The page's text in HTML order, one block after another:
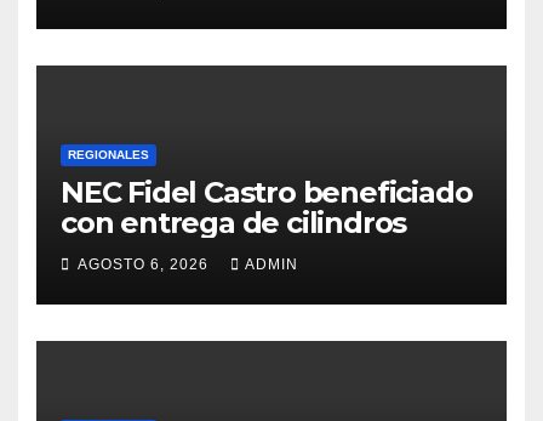
REGIONALES
NEC Fidel Castro beneficiado
con entrega de cilindros
AGOSTO 6, 2026 ADMIN